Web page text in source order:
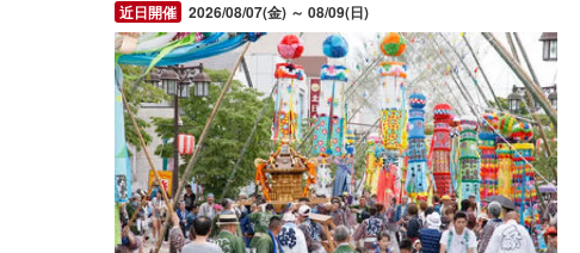
2026/08/07(金) ～ 08/09(日)